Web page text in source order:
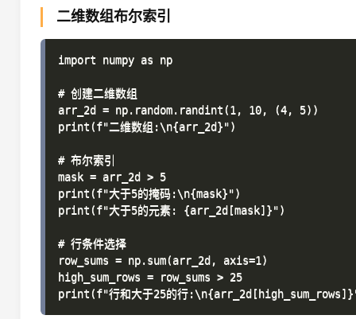
二维数组布尔索引
import numpy as np
# 创建二维数组
arr_2d = np.random.randint(1, 10, (4, 5))
print(f"二维数组:\n{arr_2d}")
# 布尔索引
mask = arr_2d > 5
print(f"大于5的掩码:\n{mask}")
print(f"大于5的元素: {arr_2d[mask]}")
# 行条件选择
row_sums = np.sum(arr_2d, axis=1)
high_sum_rows = row_sums > 25